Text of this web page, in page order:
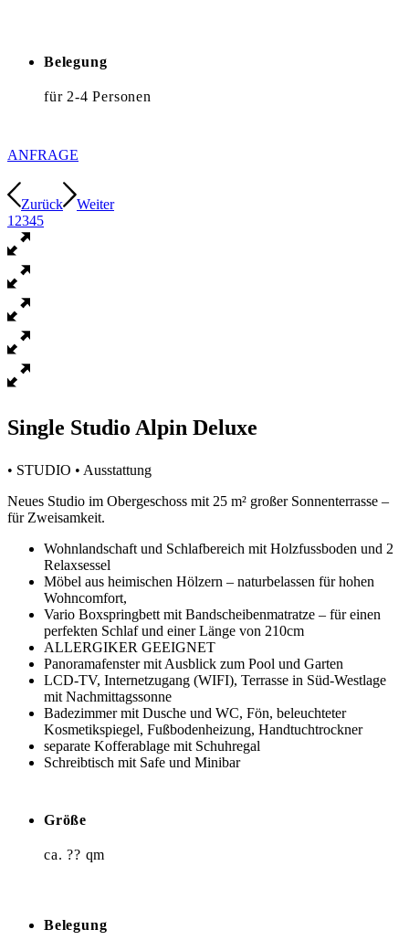
Belegung
für 2-4 Personen
ANFRAGE
Zurück
Weiter
1 2345
Single Studio Alpin Deluxe
• STUDIO • Ausstattung
Neues Studio im Obergeschoss mit 25 m² großer Sonnenterrasse –
für Zweisamkeit.
Wohnlandschaft und Schlafbereich mit Holzfussboden und 2
Relaxsessel
Möbel aus heimischen Hölzern – naturbelassen für hohen
Wohncomfort,
Vario Boxspringbett mit Bandscheibenmatratze – für einen
perfekten Schlaf und einer Länge von 210cm
ALLERGIKER GEEIGNET
Panoramafenster mit Ausblick zum Pool und Garten
LCD-TV, Internetzugang (WIFI), Terrasse in Süd-Westlage
mit Nachmittagssonne
Badezimmer mit Dusche und WC, Fön, beleuchteter
Kosmetikspiegel, Fußbodenheizung, Handtuchtrockner
separate Kofferablage mit Schuhregal
Schreibtisch mit Safe und Minibar
Größe
ca. ?? qm
Belegung